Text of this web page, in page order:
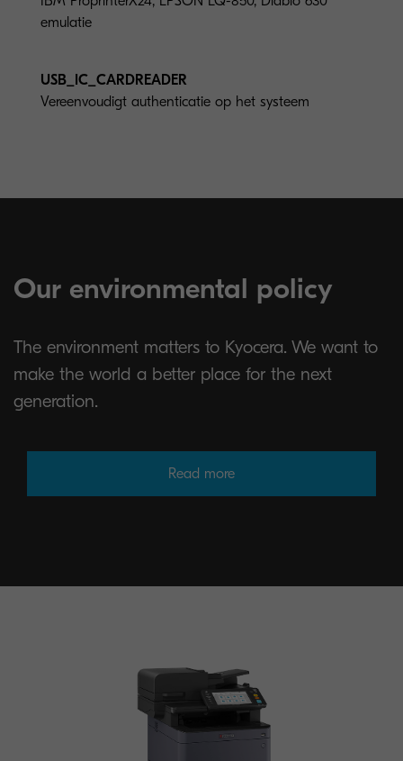
emulatie
USB_IC_CARDREADER
Vereenvoudigt authenticatie op het systeem
Our environmental policy
The environment matters to Kyocera. We want to
make the world a better place for the next
generation.
Read more